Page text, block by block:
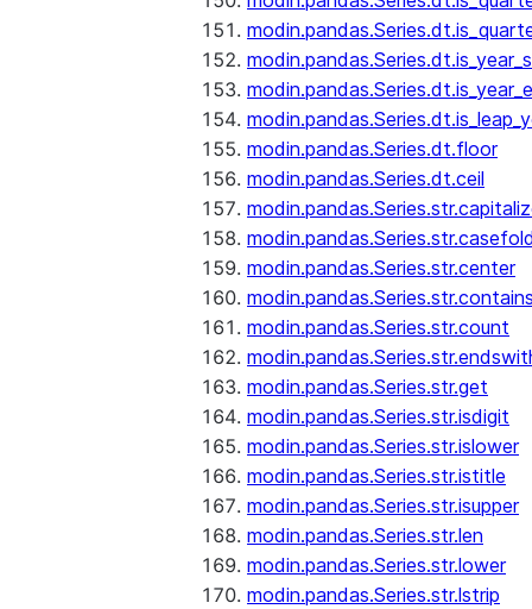
modin.pandas.Series.dt.floor
modin.pandas.Series.dt.ceil
modin.pandas.Series.str.center
modin.pandas.Series.str.count
modin.pandas.Series.str.get
modin.pandas.Series.str.isdigit
modin.pandas.Series.str.islower
modin.pandas.Series.str.istitle
modin.pandas.Series.str.isupper
modin.pandas.Series.str.len
modin.pandas.Series.str.lower
modin.pandas.Series.str.lstrip